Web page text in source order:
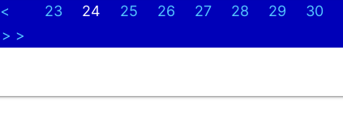
< 23 24 25 26 27 28 29 30
> >